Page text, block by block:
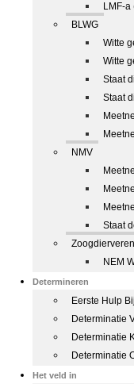
LMF-
BLWG
Witte
Witte
Staat
Staat
NMV
Staat
NEM
Determineren
Eerste Hulp
Determinatie
Determinatie
Determinatie
Het veld in